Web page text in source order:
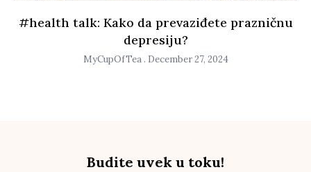
#health talk: Kako da prevaziđete prazničnu
depresiju?
MyCupOfTea December 27, 2024
Budite uvek u toku!